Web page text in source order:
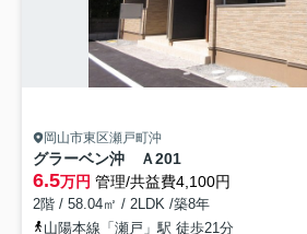
岡山市東区瀬戸町沖
グラーベン沖 Ａ201
6.5万円 管理/共益費4,100円
2階 / 58.04㎡ / 2LDK /築8年
山陽本線「瀬戸」駅 徒歩21分